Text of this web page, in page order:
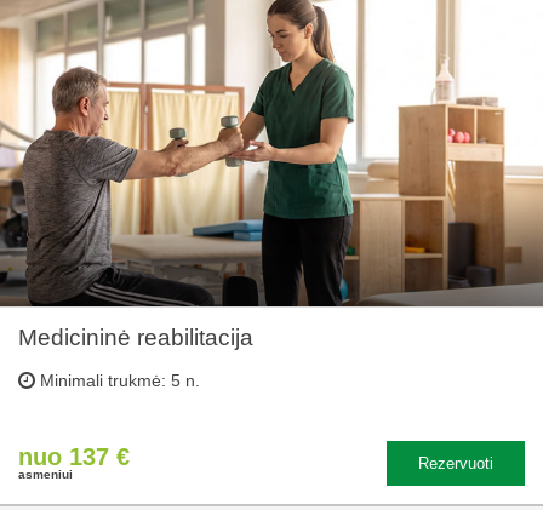
Medicininė reabilitacija
Minimali trukmė: 5 n.
nuo 137 €
asmeniui
Rezervuoti